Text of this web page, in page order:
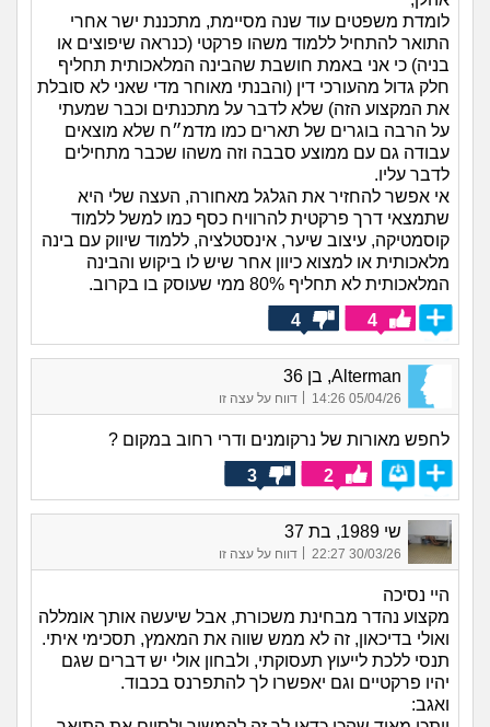
לומדת משפטים עוד שנה מסיימת, מתכננת ישר אחרי
התואר להתחיל ללמוד משהו פרקטי (כנראה שיפוצים או
בניה) כי אני באמת חושבת שהבינה המלאכותית תחליף
חלק גדול מהעורכי דין (והבנתי מאוחר מדי שאני לא סובלת
את המקצוע הזה) שלא לדבר על מתכנתים וכבר שמעתי
על הרבה בוגרים של תארים כמו מדמ״ח שלא מוצאים
עבודה גם עם ממוצע סבבה וזה משהו שכבר מתחילים
לדבר עליו.
אי אפשר להחזיר את הגלגל מאחורה, העצה שלי היא
שתמצאי דרך פרקטית להרוויח כסף כמו למשל ללמוד
קוסמטיקה, עיצוב שיער, אינסטלציה, ללמוד שיווק עם בינה
מלאכותית או למצוא כיוון אחר שיש לו ביקוש והבינה
המלאכותית לא תחליף 80% ממי שעוסק בו בקרוב.
4
4
Alterman, בן 36
05/04/26 14:26
| דווח על עצה זו
לחפש מאורות של נרקומנים ודרי רחוב במקום ?
2
3
שי 1989, בת 37
30/03/26 22:27 דווח על עצה זו
היי נסיכה
מקצוע נהדר מבחינת משכורת, אבל שיעשה אותך אומללה
ואולי בדיכאון, זה לא ממש שווה את המאמץ, תסכימי איתי.
תנסי ללכת לייעוץ תעסוקתי, ולבחון אולי יש דברים שגם
יהיו פרקטיים וגם יאפשרו לך להתפרנס בכבוד.
ואגב: